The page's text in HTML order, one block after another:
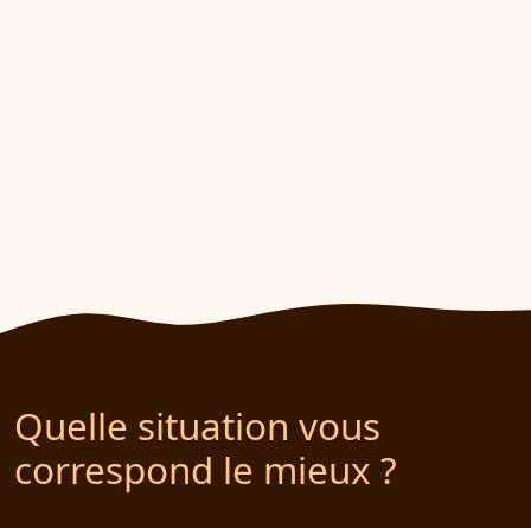
Quelle situation vous
correspond le mieux ?